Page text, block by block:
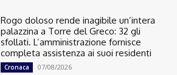
Rogo doloso rende inagibile un’intera
palazzina a Torre del Greco: 32 gli
sfollati. L’amministrazione fornisce
completa assistenza ai suoi residenti
Cronaca 07/08/2026